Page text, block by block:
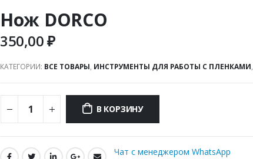
Нож DORCO
350,00₽
КАТЕГОРИИ: ВСЕ ТОВАРЫ, ИНСТРУМЕНТЫ ДЛЯ РАБОТЫ С ПЛЕНКАМИ,
В КОРЗИНУ
Чат с менеджером WhatsApp